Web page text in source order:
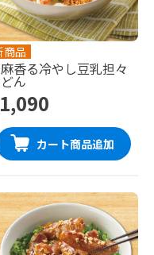
商品
香る冷やし豆乳担々
ん
カート商品追加